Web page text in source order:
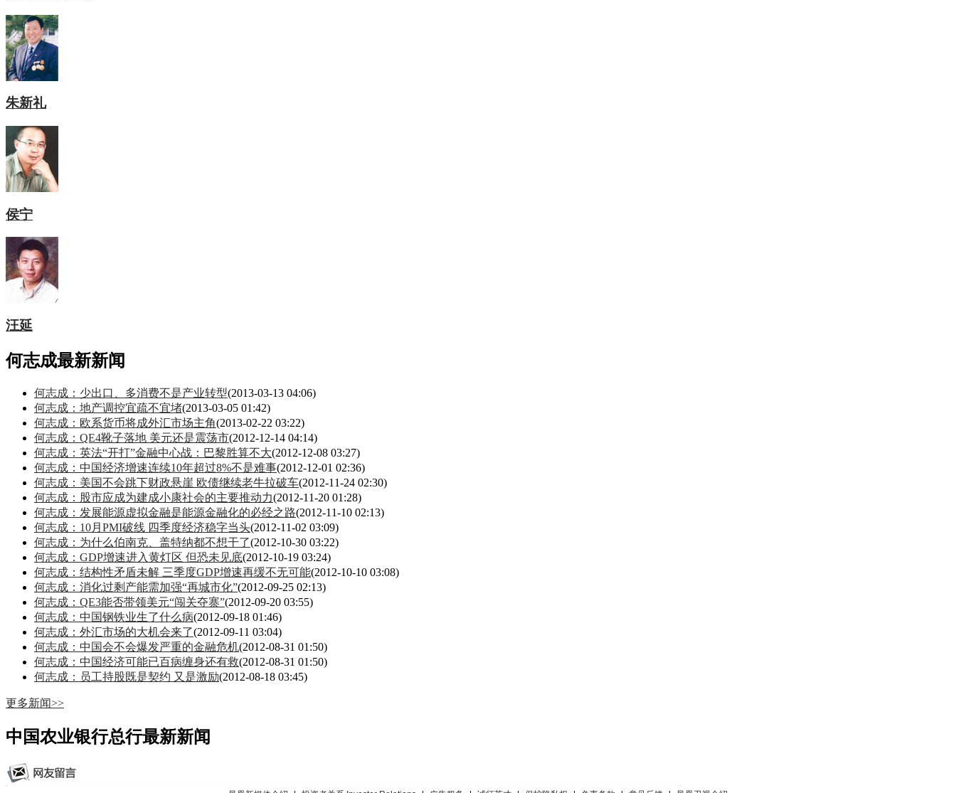
朱新礼
侯宁
汪延
何志成最新新闻
何志成：少出口、多消费不是产业转型(2013-03-13 04:06)
何志成：地产调控宜疏不宜堵(2013-03-05 01:42)
何志成：欧系货币将成外汇市场主角(2013-02-22 03:22)
何志成：QE4靴子落地 美元还是震荡市(2012-12-14 04:14)
何志成：英法“开打”金融中心战：巴黎胜算不大(2012-12-08 03:27)
何志成：中国经济增速连续10年超过8%不是难事(2012-12-01 02:36)
何志成：美国不会跳下财政悬崖 欧债继续老牛拉破车(2012-11-24 02:30)
何志成：股市应成为建成小康社会的主要推动力(2012-11-20 01:28)
何志成：发展能源虚拟金融是能源金融化的必经之路(2012-11-10 02:13)
何志成：10月PMI破线 四季度经济稳字当头(2012-11-02 03:09)
何志成：为什么伯南克、盖特纳都不想干了(2012-10-30 03:22)
何志成：GDP增速进入黄灯区 但恐未见底(2012-10-19 03:24)
何志成：结构性矛盾未解 三季度GDP增速再缓不无可能(2012-10-10 03:08)
何志成：消化过剩产能需加强“再城市化”(2012-09-25 02:13)
何志成：QE3能否带领美元“闯关夺寨”(2012-09-20 03:55)
何志成：中国钢铁业生了什么病(2012-09-18 01:46)
何志成：外汇市场的大机会来了(2012-09-11 03:04)
何志成：中国会不会爆发严重的金融危机(2012-08-31 01:50)
何志成：中国经济可能已百病缠身还有救(2012-08-31 01:50)
何志成：员工持股既是契约 又是激励(2012-08-18 03:45)
更多新闻>>
中国农业银行总行最新新闻